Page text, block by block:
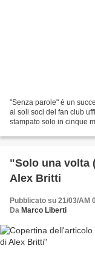
"Senza parole" è un
ai soli soci del fan club
stampato solo in cinque
"Solo una volta
Alex Britti
Pubblicato su 21/03/AM
Da Marco Liberti